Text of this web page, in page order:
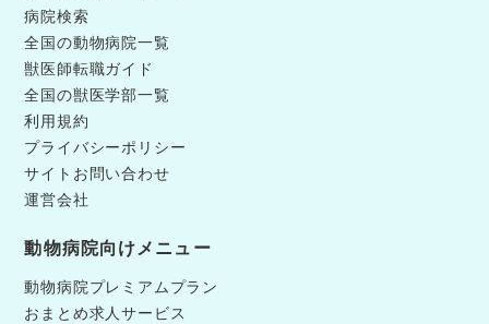
病院検索
全国の動物病院一覧
獣医師転職ガイド
全国の獣医学部一覧
利用規約
プライバシーポリシー
サイトお問い合わせ
運営会社
動物病院向けメニュー
動物病院プレミアムプラン
おまとめ求人サービス